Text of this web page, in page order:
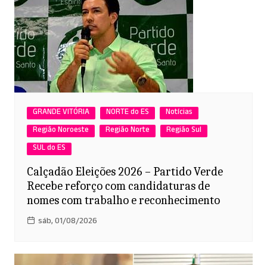
GRANDE VITÓRIA NORTE do ES
Notícias
Região Noroeste
Região Norte
Região Sul
SUL do ES
Calçadão Eleições 2026 – Partido Verde
Recebe reforço com candidaturas de
nomes com trabalho e reconhecimento
sáb, 01/08/2026